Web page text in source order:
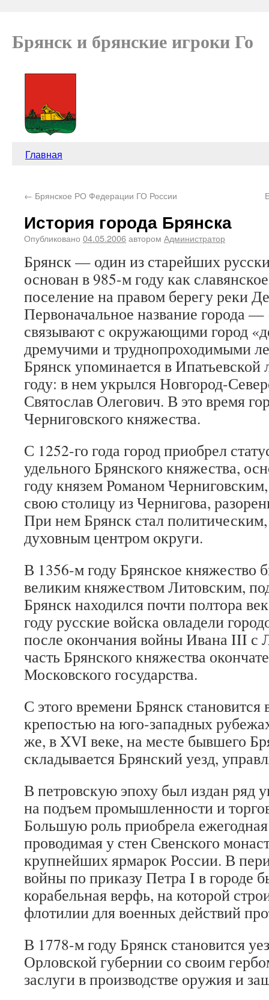
Брянск и брянские игроки Го
Главная
← Брянское РО Федерации ГО России
История города Брянска
Опубликовано 04.05.2006автором Администратор
Брянск — один из старейших
основан в 985-м году как
поселение на правом берегу реки
Первоначальное название города
связывают с окружающими город
дремучими и труднопроходимыми
Брянск упоминается в Ипатьевской
году: в нем укрылся Новгород-
Святослав Олегович. В это время
Черниговского княжества.
С 1252-го года город приобрел
удельного Брянского княжества,
году князем Романом
свою столицу из Чернигова,
При нем Брянск стал
духовным центром округи.
В 1356-м году Брянское княжество
великим княжеством Литовским,
Брянск находился почти полтора
году русские войска овладели
после окончания войны Ивана III с
часть Брянского княжества
Московского государства.
С этого времени Брянск
крепостью на юго-западных
же, в XVI веке, на месте бывшего
складывается Брянский уезд,
В петровскую эпоху был издан ряд
на подъем промышленности и
Большую роль приобрела
проводимая у стен Свенского
крупнейших ярмарок России. В
войны по приказу Петра I в городе
корабельная верфь, на которой
флотилии для военных действий
В 1778-м году Брянск становится
Орловской губернии со своим
заслуги в производстве оружия и